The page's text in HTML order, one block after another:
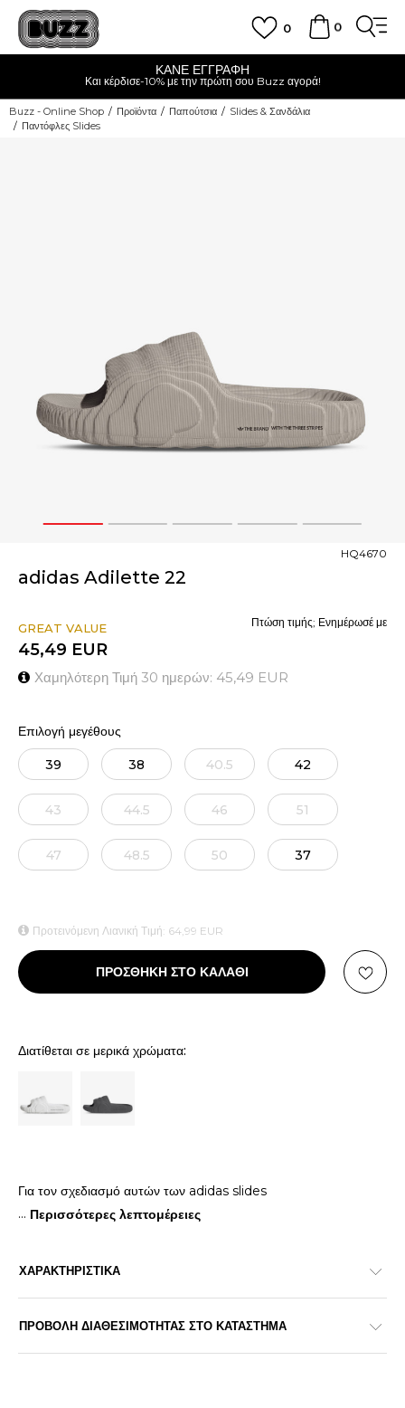
0
0
ΚΑΝΕ ΕΓΓΡΑΦΗ
Και κέρδισε-10% με την πρώτη σου Buzz αγορά!
Buzz - Online Shop Προϊόντα Παπούτσια
Slides & Σανδάλια
Παντόφλες Slides
1 2 3 4 5
adidas Adilette 22
HQ4670
GREAT VALUE
45,49 EUR
Χαμηλότερη Τιμή 30 ημερών: 45,49 EUR
Πτώση τιμής; Ενημέρωσέ με
Επιλογή μεγέθους
39 38 40.5 42
43 44.5 46 51
47 48.5 50 37
Προτεινόμενη Λιανική Τιμή: 64,99 EUR
ΠΡΟΣΘΗΚΗ ΣΤΟ ΚΑΛΑΘΙ
Διατίθεται σε μερικά χρώματα:
Για τον σχεδιασμό αυτών των adidas slides
... Περισσότερες λεπτομέρειες
ΧΑΡΑΚΤΗΡΙΣΤΙΚΑ
ΠΡΟΒΟΛΗ ΔΙΑΘΕΣΙΜΟΤΗΤΑΣ ΣΤΟ ΚΑΤΑΣΤΗΜΑ